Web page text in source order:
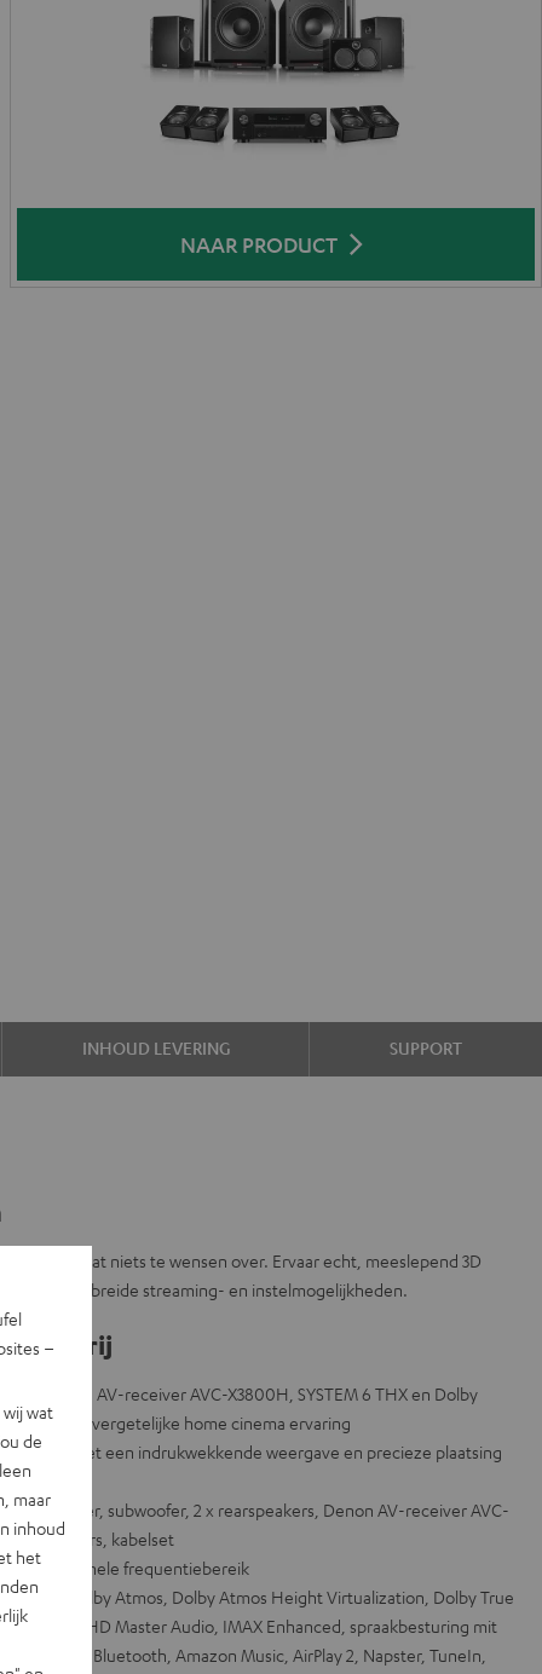
NAAR PRODUCT
INHOUD LEVERING SUPPORT
bundel laat niets te wensen over. Ervaar echt, meeslepend 3D
van uitgebreide streaming- en instelmogelijkheden.
een rij
incl. Denon AV-receiver AVC-X3800H, SYSTEM 6 THX en Dolby
voor een onvergetelijke home cinema ervaring
sound met een indrukwekkende weergave en precieze plaatsing
center, subwoofer, 2 x rearspeakers, Denon AV-receiver AVC-
speakers, kabelset
het gehele frequentiebereik
met Dolby Atmos, Dolby Atmos Height Virtualization, Dolby True
DTS-HD Master Audio, IMAX Enhanced, spraakbesturing mit
Apple Siri, Bluetooth, Amazon Music, AirPlay 2, Napster, TuneIn,
–
wat
de
maar
inhoud
het